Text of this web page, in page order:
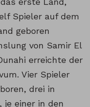
Spieler auf dem
geboren
von Samir El
erreichte der
Vier Spieler
drei in
je einer in den